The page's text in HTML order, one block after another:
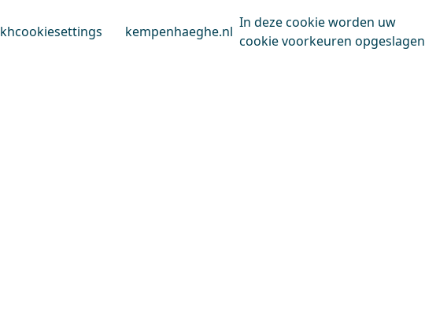
khcookiesettings kempenhaeghe.nl
In deze cookie worden uw
cookie voorkeuren opgeslagen